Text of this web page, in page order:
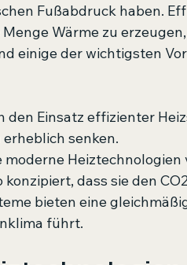
Fußabdruck haben.
Wärme zu
einige der wichtigsten
den Einsatz effizienter
senken.
moderne
dass sie den
bieten eine
führt.